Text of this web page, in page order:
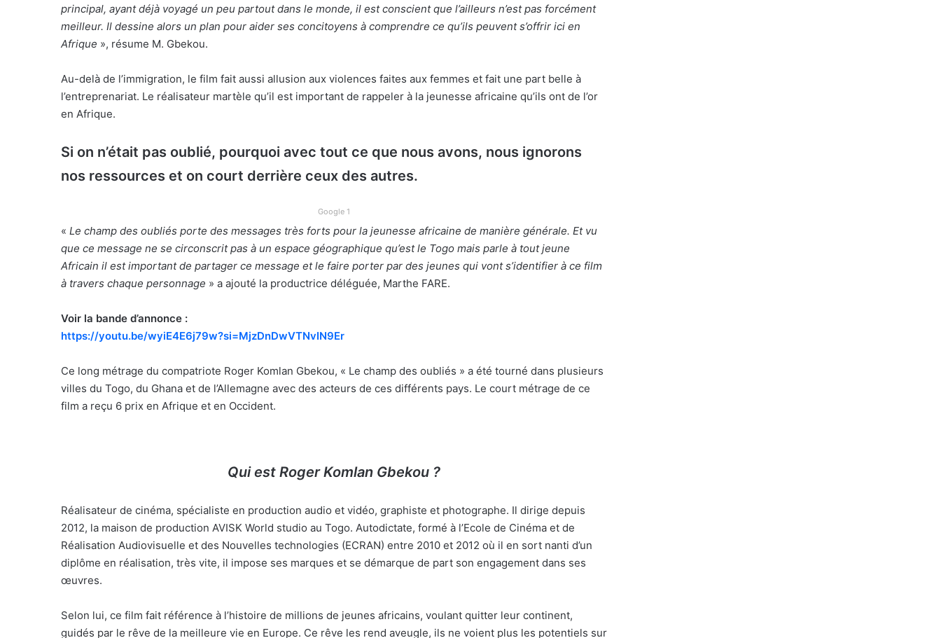
principal, ayant déjà voyagé un peu partout dans le monde, il est conscient que l’ailleurs n’est pas forcément
meilleur. Il dessine alors un plan pour aider ses concitoyens à comprendre ce qu’ils peuvent s’offrir ici en
Afrique », résume M. Gbekou.
Au-delà de l’immigration, le film fait aussi allusion aux violences faites aux femmes et fait une part belle à
l’entreprenariat. Le réalisateur martèle qu’il est important de rappeler à la jeunesse africaine qu’ils ont de l’or
en Afrique.
Si on n’était pas oublié, pourquoi avec tout ce que nous avons, nous ignorons
nos ressources et on court derrière ceux des autres.
Google 1
« Le champ des oubliés porte des messages très forts pour la jeunesse africaine de manière générale. Et vu
que ce message ne se circonscrit pas à un espace géographique qu’est le Togo mais parle à tout jeune
Africain il est important de partager ce message et le faire porter par des jeunes qui vont s’identifier à ce film
à travers chaque personnage » a ajouté la productrice déléguée, Marthe FARE.
Voir la bande d’annonce :
https://youtu.be/wyiE4E6j79w?si=MjzDnDwVTNvIN9Er
Ce long métrage du compatriote Roger Komlan Gbekou, « Le champ des oubliés » a été tourné dans plusieurs
villes du Togo, du Ghana et de l’Allemagne avec des acteurs de ces différents pays. Le court métrage de ce
film a reçu 6 prix en Afrique et en Occident.
Qui est Roger Komlan Gbekou ?
Réalisateur de cinéma, spécialiste en production audio et vidéo, graphiste et photographe. Il dirige depuis
2012, la maison de production AVISK World studio au Togo. Autodictate, formé à l’Ecole de Cinéma et de
Réalisation Audiovisuelle et des Nouvelles technologies (ECRAN) entre 2010 et 2012 où il en sort nanti d’un
diplôme en réalisation, très vite, il impose ses marques et se démarque de part son engagement dans ses
œuvres.
Selon lui, ce film fait référence à l’histoire de millions de jeunes africains, voulant quitter leur continent,
guidés par le rêve de la meilleure vie en Europe. Ce rêve les rend aveugle, ils ne voient plus les potentiels sur